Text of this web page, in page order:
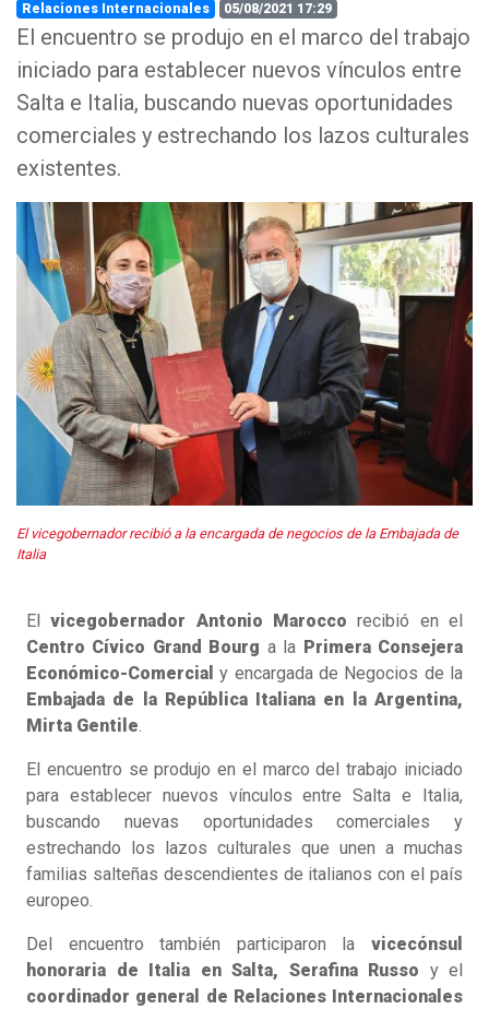
Relaciones Internacionales
05/08/2021 17:29
El encuentro se produjo en el marco del trabajo
iniciado para establecer nuevos vínculos entre
Salta e Italia, buscando nuevas oportunidades
comerciales y estrechando los lazos culturales
existentes.
El vicegobernador recibió a la encargada de negocios de la Embajada de
Italia
Elvicegobernador Antonio Marocco recibió en el
Centro Cívico Grand Bourg a la Primera Consejera
Económico-Comercial y encargada de Negocios de la
Embajada de la República Italiana en la Argentina,
Mirta Gentile.
El encuentro se produjo en el marco del trabajo iniciado
para establecer nuevos vínculos entre Salta e Italia,
buscando nuevas oportunidades comerciales y
estrechando los lazos culturales que unen a muchas
familias salteñas descendientes de italianos con el país
europeo.
Del encuentro también participaron la vicecónsul
honoraria de Italia en Salta, Serafina Russo y el
coordinador general de Relaciones Internacionales